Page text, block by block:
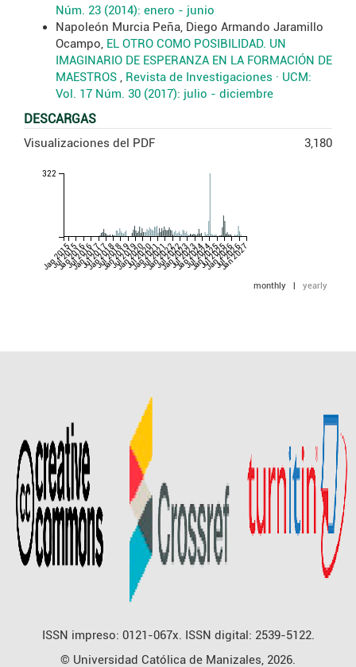
Núm. 23 (2014): enero - junio
Napoleón Murcia Peña, Diego Armando Jaramillo
Ocampo, EL OTRO COMO POSIBILIDAD. UN
IMAGINARIO DE ESPERANZA EN LA FORMACIÓN DE
MAESTROS , Revista de Investigaciones · UCM:
Vol. 17 Núm. 30 (2017): julio - diciembre
DESCARGAS
Visualizaciones del PDF 3,180
Jan 2015
Jul 2015
Jan 2016
Jul 2016
Jan 2017
Jul 2017
Jan 2018
Jul 2018
Jan 2019
Jul 2019
Jan 2020
Jul 2020
Jan 2021
Jul 2021
Jan 2022
Jul 2022
Jan 2023
Jul 2023
Jan 2024
Jul 2024
Jan 2025
Jul 2025
Jan 2026
Jul 2026
Jan 2027
322
monthly yearly
ISSN impreso: 0121-067x. ISSN digital: 2539-5122.
© Universidad Católica de Manizales, 2026.